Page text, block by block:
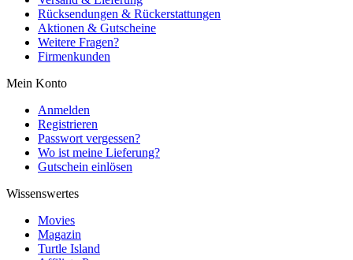
Rücksendungen & Rückerstattungen
Aktionen & Gutscheine
Weitere Fragen?
Firmenkunden
Mein Konto
Anmelden
Registrieren
Passwort vergessen?
Wo ist meine Lieferung?
Gutschein einlösen
Wissenswertes
Movies
Magazin
Turtle Island